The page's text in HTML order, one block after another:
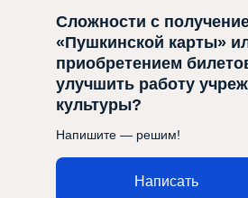
Сложности с
«Пушкинской карты»
приобретением
улучшить работу
культуры?
Напишите — решим!
Написать